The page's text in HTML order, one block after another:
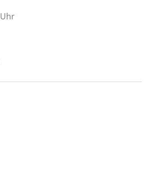
Uhr